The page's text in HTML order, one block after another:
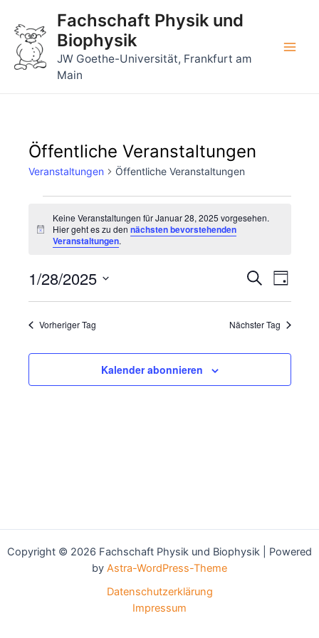
Inhalt
springen
Fachschaft Physik und
Biophysik
JW Goethe-Universität, Frankfurt am
Main
Öffentliche Veranstaltungen
Veranstaltungen Öffentliche Veranstaltungen
für
Januar
28,
Hinweis
Keine Veranstaltungen für Januar 28, 2025 vorgesehen.
Hier geht es zu dennächsten bevorstehenden
Veranstaltungen.
Suche
und
SucheTag
1/28/2025
Vorheriger Tag Nächster Tag
Kalender abonnieren
Copyright © 2026 Fachschaft Physik und Biophysik | Powered
by Astra-WordPress-Theme
Datenschutzerklärung
Impressum